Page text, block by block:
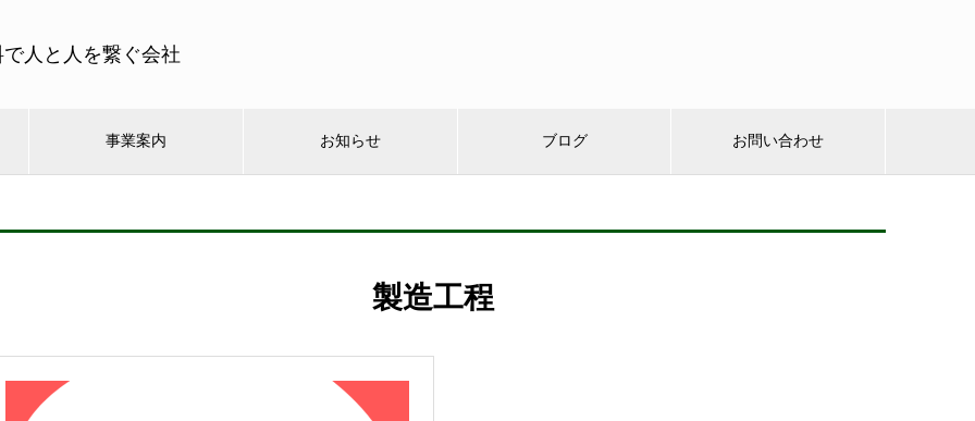
人と人を繋ぐ会社
事業案内 お知らせ ブログ お問い合わせ
製造工程